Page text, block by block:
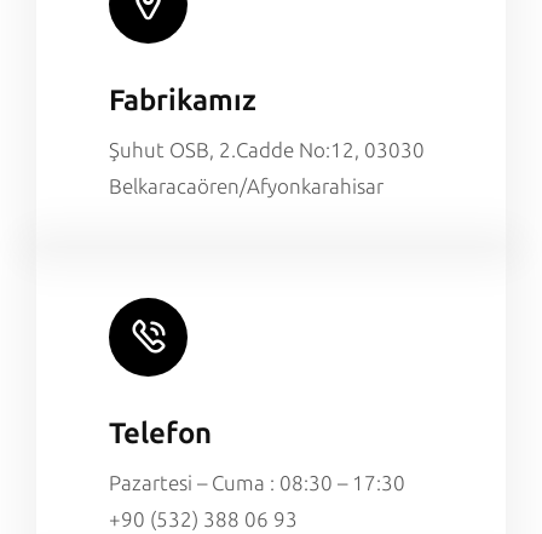
Fabrikamız
Şuhut OSB, 2.Cadde No:12, 03030
Belkaracaören/Afyonkarahisar
Telefon
Pazartesi – Cuma : 08:30 – 17:30
+90 (532) 388 06 93